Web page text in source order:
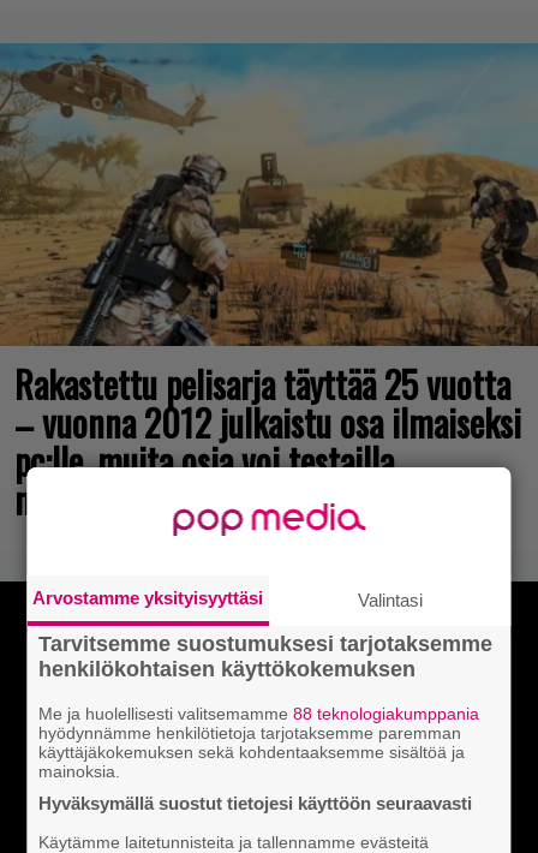
Rakastettu pelisarja täyttää 25 vuotta
– vuonna 2012 julkaistu osa ilmaiseksi
pc:lle, muita osia voi testailla
maksutta
Arvostamme yksityisyyttäsi Valintasi
Tarvitsemme suostumuksesi tarjotaksemme
henkilökohtaisen käyttökokemuksen
Me ja huolellisesti valitsemamme88 teknologiakumppania
hyödynnämme henkilötietoja tarjotaksemme paremman
käyttäjäkokemuksen sekä kohdentaaksemme sisältöä ja
mainoksia.
Hyväksymällä suostut tietojesi käyttöön seuraavasti
Käytämme laitetunnisteita ja tallennamme evästeitä